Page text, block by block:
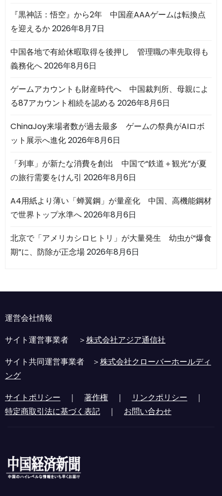
『黒神話：悟空』から2年 中国産AAAゲームは転換点
を迎えるか2026年8月7日
中国各地で有給休暇取得を後押し 管理職の率先取得も
義務化へ2026年8月6日
ゲームアカウントも財産時代へ 中国裁判所、母親によ
る87アカウント相続を認める 2026年8月6日
ChinaJoy来場者数が過去最多 ゲームの祭典がAIロボ
ット展示へ進化2026年8月6日
「列車」が新たな消費を創出 中国で“鉄道＋観光”が夏
の旅行需要をけん引 2026年8月6日
A4用紙より薄い「蝉翼鋼」が量産化 中国、高機能鋼材
で世界トップ水準へ2026年8月6日
北京で「アメリカシロヒトリ」が大量発生 幼虫が“爆食
期”に、防除が正念場2026年8月6日
運営会社情報
サイト運営事業者 ＞株式会社アジア通信社
サイト共同運営事業者 ＞株式会社クローバーホールディ
ング
サイトポリシー ｜ 著作権 ｜ リンクポリシー ｜
特定商取引法に基づく表記 ｜ お問い合わせ